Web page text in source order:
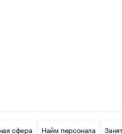
сфера Найм персонала